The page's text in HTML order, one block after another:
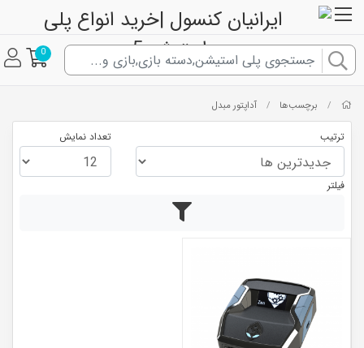
0
/ برچسب‌ها / آداپتور مبدل
ترتیب تعداد نمایش
فیلتر